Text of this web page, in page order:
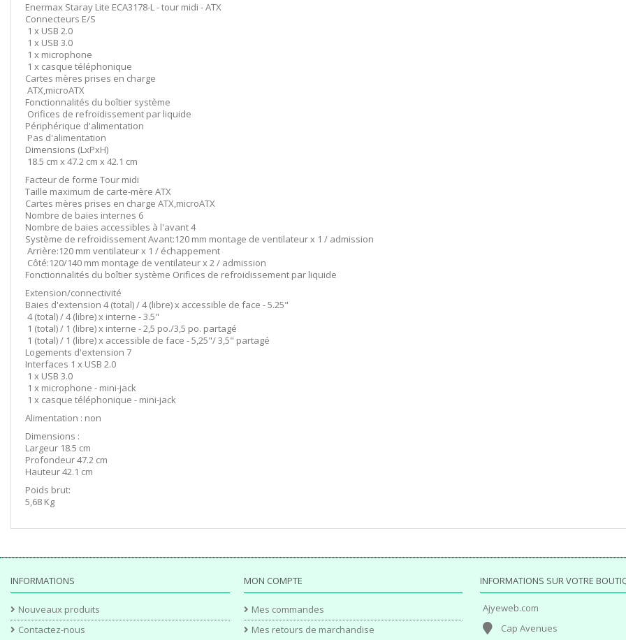
Enermax Staray Lite ECA3178-L - tour midi - ATX
Connecteurs E/S
1 x USB 2.0
1 x USB 3.0
1 x microphone
1 x casque téléphonique
Cartes mères prises en charge
ATX,microATX
Fonctionnalités du boîtier système
Orifices de refroidissement par liquide
Périphérique d'alimentation
Pas d'alimentation
Dimensions (LxPxH)
18.5 cm x 47.2 cm x 42.1 cm
Facteur de forme Tour midi
Taille maximum de carte-mère ATX
Cartes mères prises en charge ATX,microATX
Nombre de baies internes 6
Nombre de baies accessibles à l'avant 4
Système de refroidissement Avant:120 mm montage de ventilateur x 1 / admission
Arrière:120 mm ventilateur x 1 / échappement
Côté:120/140 mm montage de ventilateur x 2 / admission
Fonctionnalités du boîtier système Orifices de refroidissement par liquide
Extension/connectivité
Baies d'extension 4 (total) / 4 (libre) x accessible de face - 5.25"
4 (total) / 4 (libre) x interne - 3.5"
1 (total) / 1 (libre) x interne - 2,5 po./3,5 po. partagé
1 (total) / 1 (libre) x accessible de face - 5,25"/ 3,5" partagé
Logements d'extension 7
Interfaces 1 x USB 2.0
1 x USB 3.0
1 x microphone - mini-jack
1 x casque téléphonique - mini-jack
Alimentation : non
Dimensions :
Largeur 18.5 cm
Profondeur 47.2 cm
Hauteur 42.1 cm
Poids brut:
5,68 Kg
INFORMATIONS
Nouveaux produits
Contactez-nous
MON COMPTE
Mes commandes
Mes retours de marchandise
INFORMATIONS SUR VOTRE
Ajyeweb.com
Cap Avenues